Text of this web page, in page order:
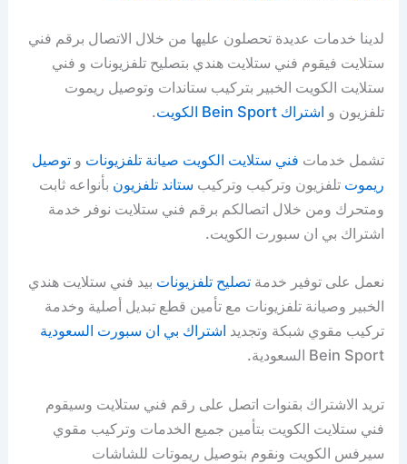
لدينا خدمات عديدة تحصلون عليها من خلال الاتصال برقم فني
ستلايت فيقوم فني ستلايت هندي بتصليح تلفزيونات و فني
ستلايت الكويت الخبير بتركيب ستاندات وتوصيل ريموت
تلفزيون و اشتراك Bein Sport الكويت .
تشمل خدمات فني ستلايت الكويت صيانة تلفزيونات وتوصيل
ريموت تلفزيون وتركيب وتركيب ستاند تلفزيون بأنواعه ثابت
ومتحرك ومن خلال اتصالكم برقم فني ستلايت نوفر خدمة
اشتراك بي ان سبورت الكويت.
نعمل على توفير خدمةتصليح تلفزيونات بيد فني ستلايت هندي
الخبير وصيانة تلفزيونات مع تأمين قطع تبديل أصلية وخدمة
تركيب مقوي شبكة وتجديد اشتراك بي ان سبورت السعودية
Bein Sport السعودية.
تريد الاشتراك بقنوات اتصل على رقم فني ستلايت وسيقوم
فني ستلايت الكويت بتأمين جميع الخدمات وتركيب مقوي
سيرفس الكويت ونقوم بتوصيل ريموتات للشاشات